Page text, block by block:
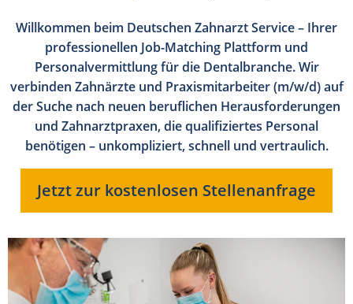
Willkommen beim Deutschen Zahnarzt Service – Ihrer
professionellen Job-Matching Plattform und
Personalvermittlung für die Dentalbranche. Wir
verbinden Zahnärzte und Praxismitarbeiter (m/w/d) auf
der Suche nach neuen beruflichen Herausforderungen
und Zahnarztpraxen, die qualifiziertes Personal
benötigen – unkompliziert, schnell und vertraulich.
Jetzt zur kostenlosen Stellenanfrage